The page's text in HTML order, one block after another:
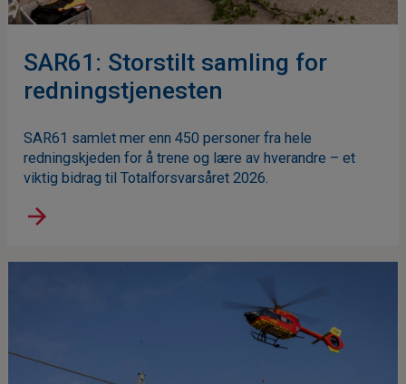
SAR61: Storstilt samling for
redningstjenesten
SAR61 samlet mer enn 450 personer fra hele
redningskjeden for å trene og lære av hverandre – et
viktig bidrag til Totalforsvarsåret 2026.